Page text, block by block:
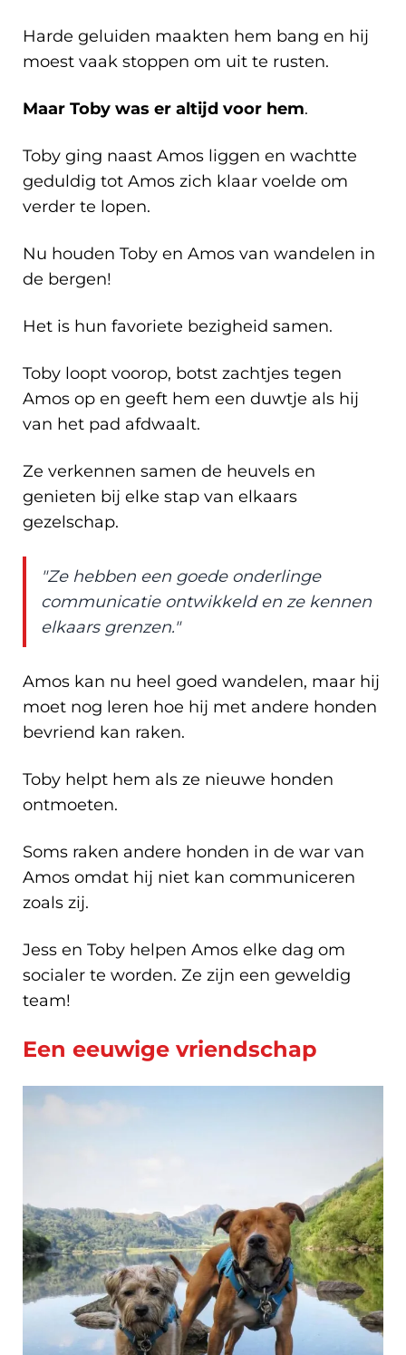
Harde geluiden maakten hem bang en hij
moest vaak stoppen om uit te rusten.
Maar Toby was er altijd voor hem.
Toby ging naast Amos liggen en wachtte
geduldig tot Amos zich klaar voelde om
verder te lopen.
Nu houden Toby en Amos van wandelen in
de bergen!
Het is hun favoriete bezigheid samen.
Toby loopt voorop, botst zachtjes tegen
Amos op en geeft hem een duwtje als hij
van het pad afdwaalt.
Ze verkennen samen de heuvels en
genieten bij elke stap van elkaars
gezelschap.
"Ze hebben een goede onderlinge
communicatie ontwikkeld en ze kennen
elkaars grenzen."
Amos kan nu heel goed wandelen, maar hij
moet nog leren hoe hij met andere honden
bevriend kan raken.
Toby helpt hem als ze nieuwe honden
ontmoeten.
Soms raken andere honden in de war van
Amos omdat hij niet kan communiceren
zoals zij.
Jess en Toby helpen Amos elke dag om
socialer te worden. Ze zijn een geweldig
team!
Een eeuwige vriendschap